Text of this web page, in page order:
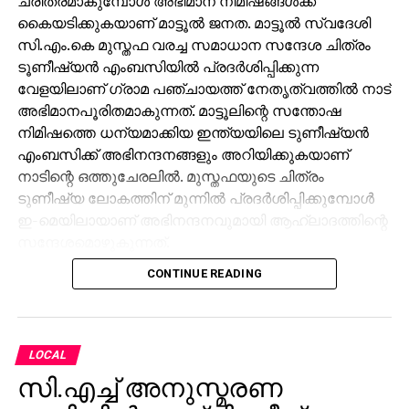
കൈയടിക്കുകയാണ് മാട്ടൂല്‍ ജനത. മാട്ടൂല്‍ സ്വദേശി
സി.എം.കെ മുസ്തഫ വരച്ച സമാധാന സന്ദേശ ചിത്രം
ടൂണീഷ്യന്‍ എംബസിയില്‍ പ്രദര്‍ശിപ്പിക്കുന്ന
വേളയിലാണ് ഗ്രാമ പഞ്ചായത്ത് നേതൃത്വത്തില്‍ നാട്
അഭിമാനപൂരിതമാകുന്നത്. മാട്ടൂലിന്റെ സന്തോഷ
നിമിഷത്തെ ധന്യമാക്കിയ ഇന്ത്യയിലെ ടുണീഷ്യന്‍
എംബസിക്ക് അഭിനന്ദനങ്ങളും അറിയിക്കുകയാണ്
നാടിന്റെ ഒത്തുചേരലില്‍. മുസ്തഫയുടെ ചിത്രം
ടുണീഷ്യ ലോകത്തിന് മുന്നില്‍ പ്രദര്‍ശിപ്പിക്കുമ്പോള്‍
ഹൃദയസ്പര്‍ശിയായ ചിത്രം ലഭിച്ചതോടെ ടുണീഷ്യന്‍
എംബസിയില്‍ പ്രത്യേകയിടമൊരുക്കി
പ്രോത്സാാഹിപ്പിക്കുന്നതാണ് മുസ്തഫയുടെ ചിത്രം.
തന്റെയൊരു പെയിന്റിംഗ് ലോക സമാധാനത്തിന്റെ
CONTINUE READING
LOCAL
സി.എച്ച് അനുസ്മരണ